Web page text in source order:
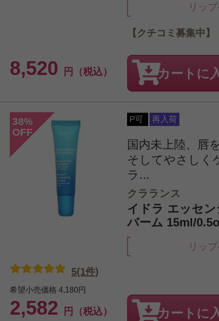
リッ
8,520 円（税込）
【クチコミ募集中】
カートに
38%
OFF
P可 再入荷
国内未上陸、唇
そしてやさしく
ラ...
クラランス
イドラ エッセ
バーム 15ml/
リッ
希望小売価格 4,180円
2,582 円（税込）
5(1件)
カートに